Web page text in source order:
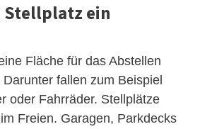
Stellplatz ein
Fläche für das Abstellen
fallen zum Beispiel
oder Fahrräder. Stellplätze
Freien. Garagen, Parkdecks